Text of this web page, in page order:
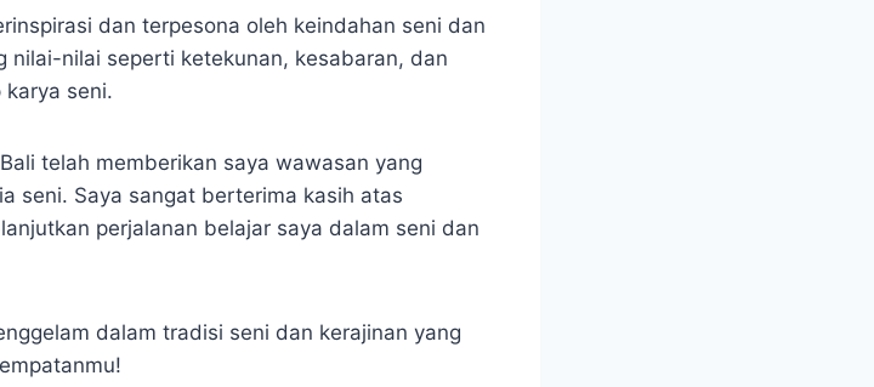
dan terpesona oleh keindahan seni dan
nilai-nilai seperti ketekunan, kesabaran, dan
seni.
telah memberikan saya wawasan yang
seni. Saya sangat berterima kasih atas
perjalanan belajar saya dalam seni dan
dalam tradisi seni dan kerajinan yang